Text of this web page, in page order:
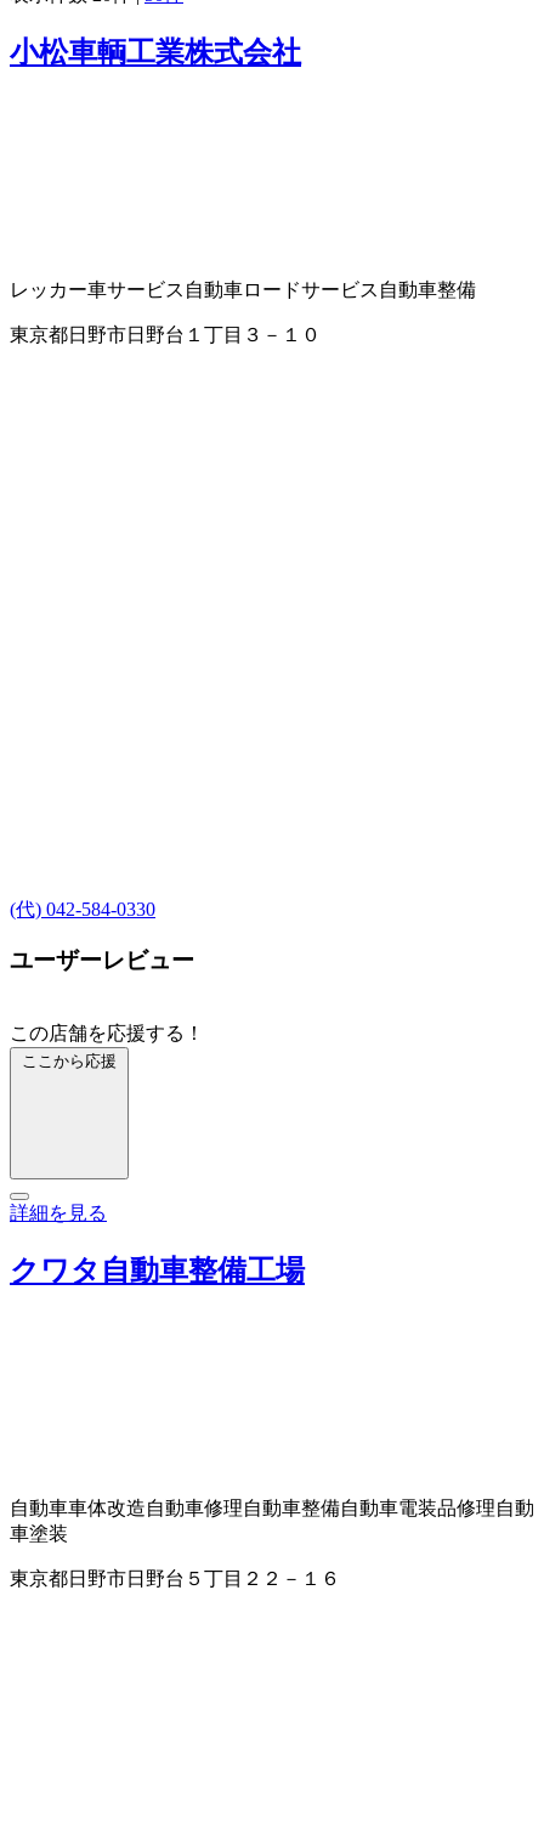
小松車輌工業株式会社
レッカー車サービス 自動車ロードサービス 自動車整備
東京都日野市日野台１丁目３－１０
(代) 042-584-0330
ユーザーレビュー
この店舗を応援する！
ここから応援
詳細を見る
クワタ自動車整備工場
自動車車体改造自動車修理自動車整備自動車電装品修理自動
車塗装
東京都日野市日野台５丁目２２－１６